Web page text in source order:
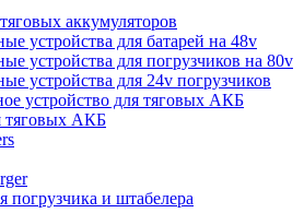
аккумуляторов
устройства для батарей на 48v
устройства для погрузчиков на 80v
устройства для 24v погрузчиков
устройство для тяговых АКБ
тяговых АКБ
погрузчика и штабелера